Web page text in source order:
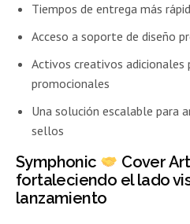
Tiempos de entrega más
Acceso a soporte de diseño
Activos creativos adicionales
promocionales
Una solución escalable para
sellos
Symphonic
Cover
fortaleciendo el lado
lanzamiento